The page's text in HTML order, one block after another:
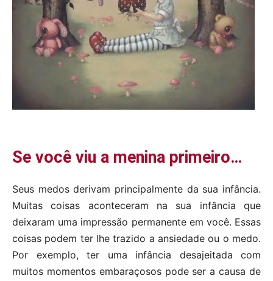
Se você viu a menina primeiro…
Seus medos derivam principalmente da sua infância.
Muitas coisas aconteceram na sua infância que
deixaram uma impressão permanente em você. Essas
coisas podem ter lhe trazido a ansiedade ou o medo.
Por exemplo, ter uma infância desajeitada com
muitos momentos embaraçosos pode ser a causa de